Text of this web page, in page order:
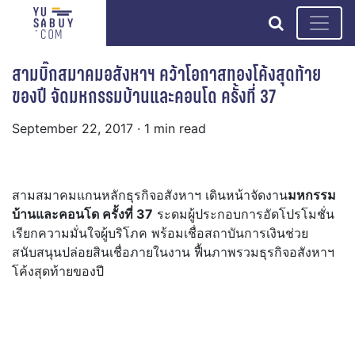
search
สามบิ๊กสมาคมอสังหาฯ คว้าโอกาสทองโค้งสุดท้าย
ของปี จัดมหกรรมบ้านและคอนโด ครั้งที่ 37
September 22, 2017 · 1 min read
สามสมาคมแกนหลักธุรกิจอสังหาฯ เดินหน้าจัดงานมหกรรม
บ้านและคอนโด ครั้งที่ 37 ระดมผู้ประกอบการอัดโปรโมชั่น
เรียกความมั่นใจผู้บริโภค พร้อมเชื่อสถาบันการเงินช่วย
สนับสนุนปล่อยสินเชื่อภายในงาน ฟื้นภาพรวมธุรกิจอสังหาฯ
โค้งสุดท้ายของปี